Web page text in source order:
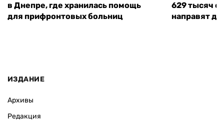
в Днепре, где хранилась помощь
для прифронтовых больниц
629 тысяч
направят
ИЗДАНИЕ
Архивы
Редакция